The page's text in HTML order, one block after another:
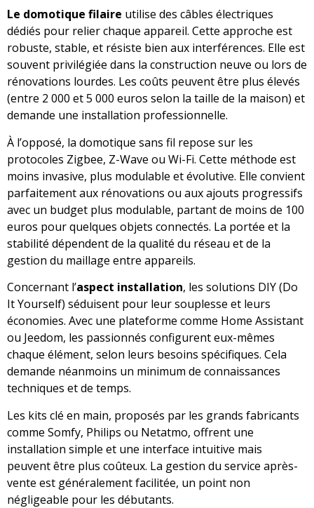
Le domotique filaire utilise des câbles électriques
dédiés pour relier chaque appareil. Cette approche est
robuste, stable, et résiste bien aux interférences. Elle est
souvent privilégiée dans la construction neuve ou lors de
rénovations lourdes. Les coûts peuvent être plus élevés
(entre 2 000 et 5 000 euros selon la taille de la maison) et
demande une installation professionnelle.
À l’opposé, la domotique sans fil repose sur les
protocoles Zigbee, Z-Wave ou Wi-Fi. Cette méthode est
moins invasive, plus modulable et évolutive. Elle convient
parfaitement aux rénovations ou aux ajouts progressifs
avec un budget plus modulable, partant de moins de 100
euros pour quelques objets connectés. La portée et la
stabilité dépendent de la qualité du réseau et de la
gestion du maillage entre appareils.
Concernant l’aspect installation, les solutions DIY (Do
It Yourself) séduisent pour leur souplesse et leurs
économies. Avec une plateforme comme Home Assistant
ou Jeedom, les passionnés configurent eux-mêmes
chaque élément, selon leurs besoins spécifiques. Cela
demande néanmoins un minimum de connaissances
techniques et de temps.
Les kits clé en main, proposés par les grands fabricants
comme Somfy, Philips ou Netatmo, offrent une
installation simple et une interface intuitive mais
peuvent être plus coûteux. La gestion du service après-
vente est généralement facilitée, un point non
négligeable pour les débutants.